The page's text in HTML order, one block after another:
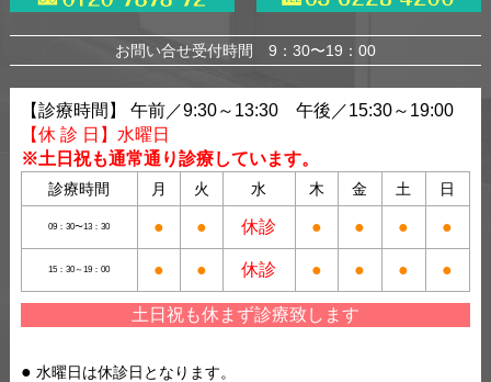
お問い合せ受付時間 9：30〜19：00
【診療時間】 午前／9:30～13:30 午後／15:30～19:00
【休 診 日】水曜日
※土日祝も通常通り診療しています。
診療時間 月 火 水 木 金 土 日
09：30〜13：30 ● ● 休診 ● ● ● ●
15：30～19：00 ● ● 休診 ● ● ● ●
土日祝も休まず診療致します
水曜日は休診日となります。